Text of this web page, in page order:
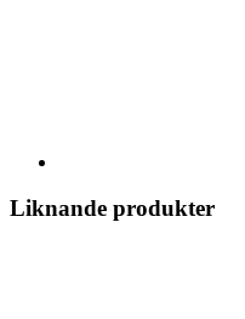
Liknande produkter